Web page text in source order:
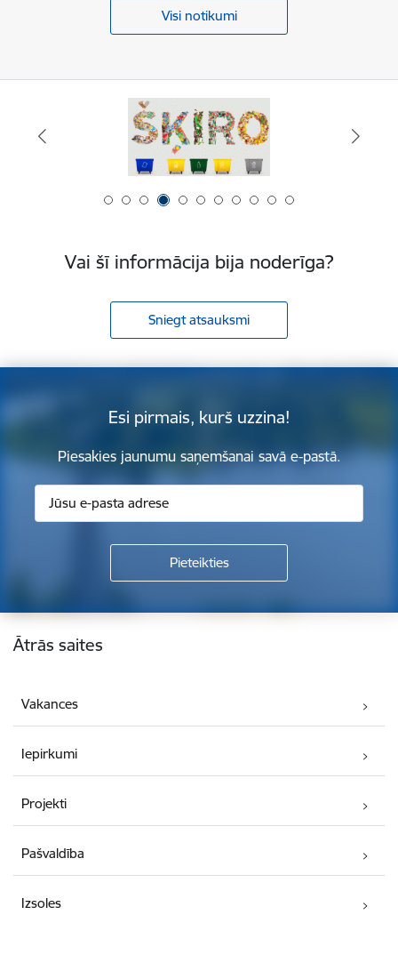
Visi notikumi
Vai šī informācija bija noderīga?
Sniegt atsauksmi
Esi pirmais, kurš uzzina!
Piesakies jaunumu saņemšanai savā e-pastā.
Kājene
Ātrās saites
Vakances
Iepirkumi
Projekti
Pašvaldība
Izsoles